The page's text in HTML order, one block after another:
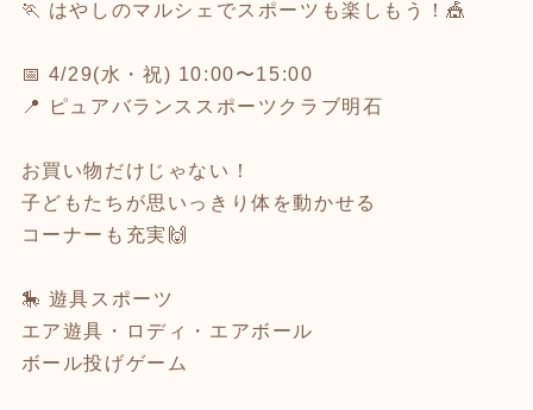
🏃 はやしのマルシェでスポーツも楽しもう！🎪
📅 4/29(水・祝) 10:00〜15:00
📍 ピュアバランススポーツクラブ明石
お買い物だけじゃない！
子どもたちが思いっきり体を動かせる
コーナーも充実🙌
🎠 遊具スポーツ
エア遊具・ロディ・エアボール
ボール投げゲーム